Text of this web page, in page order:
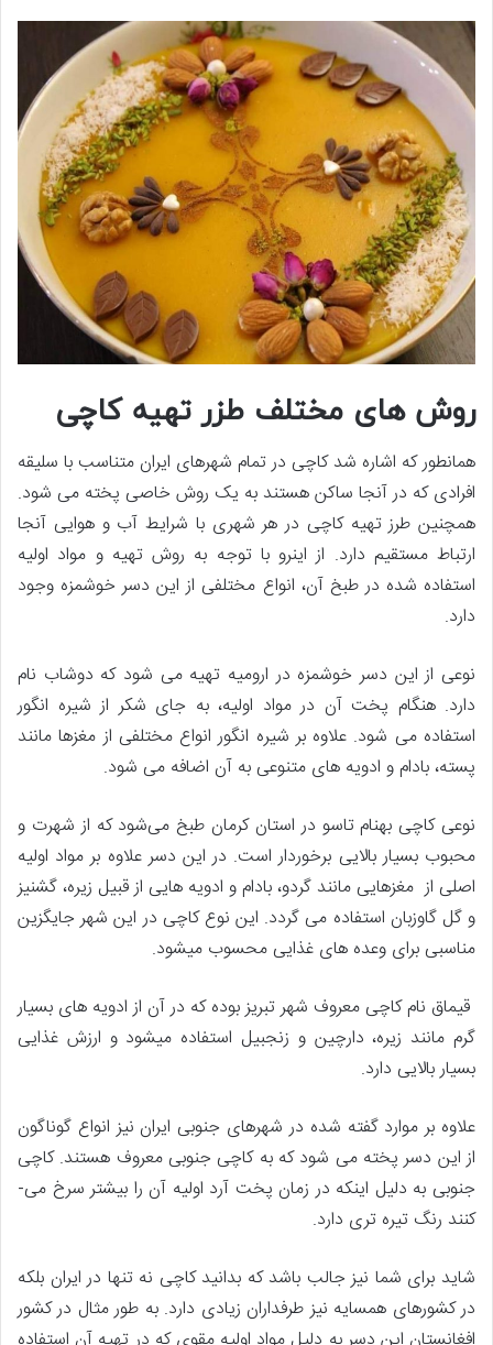
روش ­های مختلف طزر تهیه کاچی
همان­طور که اشاره شد کاچی در تمام شهرهای ایران متناسب با سلیقه
افرادی که در آنجا ساکن هستند به یک روش خاصی پخته می­ شود.
همچنین طرز تهیه کاچی در هر شهری با شرایط آب و هوایی آنجا
ارتباط مستقیم دارد. از این­رو با توجه به روش تهیه و مواد اولیه
استفاده­ شده در طبخ آن، انواع مختلفی از این دسر خوشمزه وجود
دارد.
نوعی از این دسر خوشمزه در ارومیه تهیه می ­شود که دوشاب نام
دارد. هنگام پخت آن در مواد اولیه، به جای شکر از شیره انگور
استفاده می­ شود. علاوه بر شیره انگور انواع مختلفی از مغزها مانند
پسته، بادام و ادویه­ های متنوعی به آن اضافه می ­شود.
نوعی کاچی به­نام تاسو در استان کرمان طبخ می‌شود که از شهرت و
محبوب بسیار بالایی برخوردار است. در این دسر علاوه بر مواد اولیه
اصلی از مغزهایی مانند گردو، بادام و ادویه ­هایی از قبیل زیره، گشنیز
و گل گاوزبان استفاده می­ گردد. این نوع کاچی در این شهر جایگزین
مناسبی برای وعده ­های غذایی محسوب می­­شود.
قیماق نام کاچی معروف شهر تبریز بوده که در آن از ادویه ­های بسیار
گرم مانند زیره، دارچین و زنجبیل استفاده می­شود و ارزش غذایی
بسیار بالایی دارد.
علاوه بر موارد گفته شده در شهرهای جنوبی ایران نیز انواع گوناگون
از این دسر پخته می ­شود که به کاچی جنوبی معروف هستند. کاچی
جنوبی به ­دلیل اینکه در زمان پخت آرد اولیه آن را بیشتر سرخ می­
کنند رنگ تیره­ تری دارد.
شاید برای شما نیز جالب باشد که بدانید کاچی نه تنها در ایران بلکه
در کشورهای همسایه نیز طرفداران زیادی دارد. به ­طور مثال در کشور